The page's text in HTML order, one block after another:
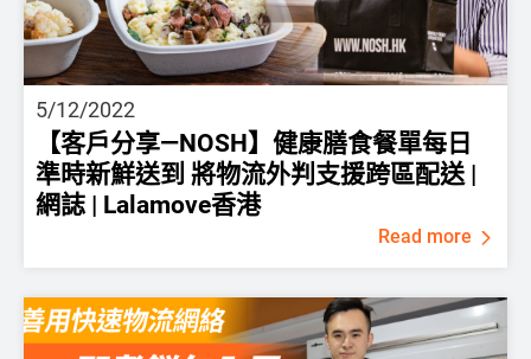
5/12/2022
【客戶分享—NOSH】健康膳食餐單每日
準時新鮮送到 將物流外判支援跨區配送 |
網誌 | Lalamove香港
Read more